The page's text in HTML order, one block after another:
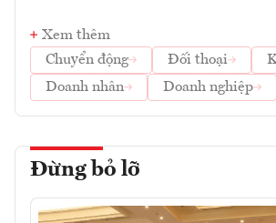
Xem thêm
Chuyển động
Đối thoại
Doanh nhân
Doanh nghiệp
Đừng bỏ lỡ